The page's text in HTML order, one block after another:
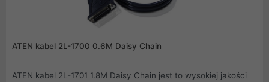
ATEN kabel 2L-1700 0.6M Daisy Chain
ATEN kabel 2L-1701 1.8M Daisy Chain jest to wysokiej jakości